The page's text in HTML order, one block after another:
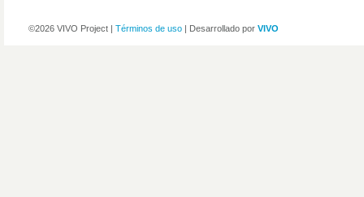
©2026 VIVO Project | Términos de uso | Desarrollado por VIVO